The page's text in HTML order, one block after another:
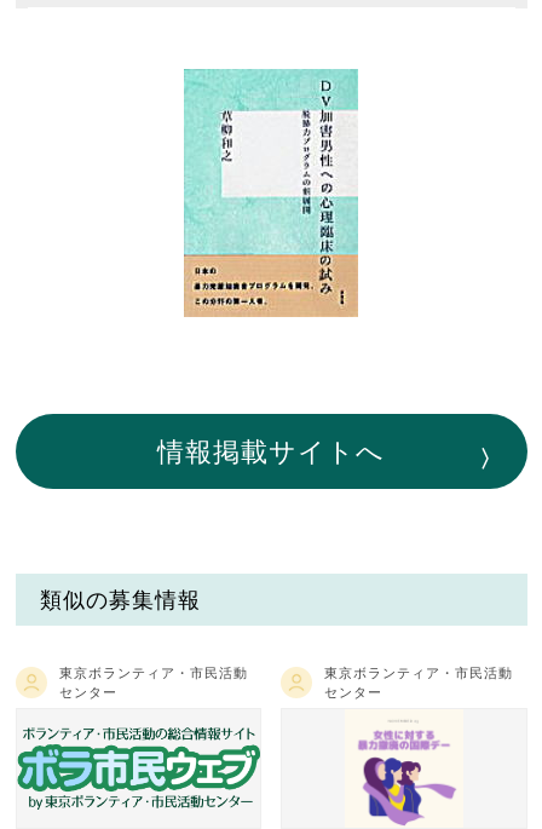
情報掲載サイトへ
類似の募集情報
東京ボランティア・市民活動
センター
東京ボランティア・市民活動
センター